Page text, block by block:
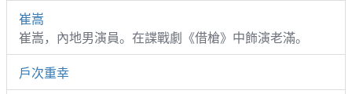
崔嵩
崔嵩，內地男演員。在諜戰劇《借槍》中飾演老滿。
戶次重幸